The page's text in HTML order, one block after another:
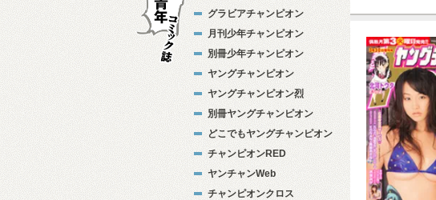
少年・青年コ
グラビアチャンピオン
月刊少年チャンピオン
別冊少年チャンピオン
ヤングチャンピオン
ヤングチャンピオン烈
別冊ヤングチャンピオン
どこでもヤングチャンピオン
チャンピオンRED
ヤンチャンWeb
チャンピオンクロス